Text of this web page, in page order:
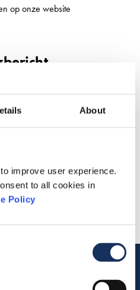
About
improve user experience.
to all cookies in
Policy
op onze website